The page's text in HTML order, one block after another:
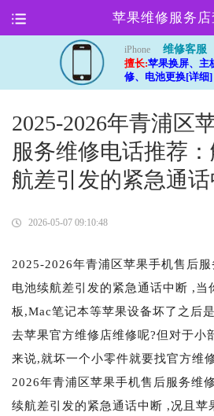
苹果维修服务店
iPhone
维修客服
擅长:苹果换屏、主
修、电池更换[详细]
2025-2026年青浦区
服务维修电话推荐
航差引发的紧急通
2026-05-07 09:10:48
2025-2026年青浦区苹果手机售后
电池续航差引发的紧急通话中断 ,当
板,Mac笔记本等苹果设备坏了之后
去苹果官方维修店维修呢?但对于小
来说,就坏一个小零件就要找官方维
2026年青浦区苹果手机售后服务维
续航差引发的紧急通话中断 ,况且苹